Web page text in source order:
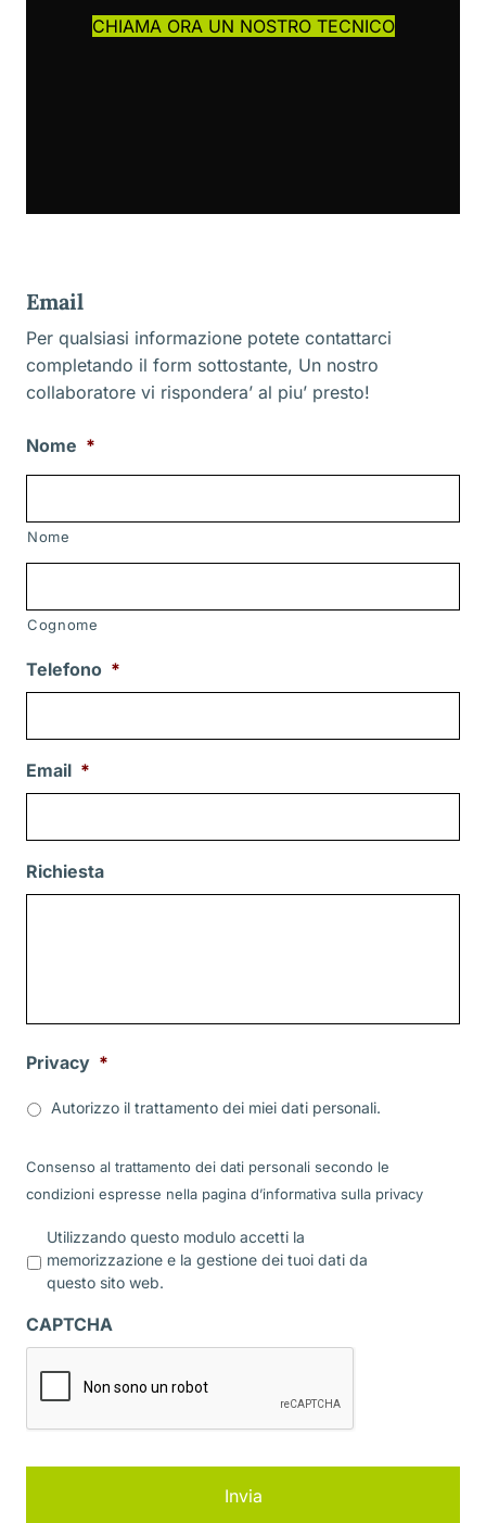
CHIAMA ORA UN NOSTRO TECNICO
Email
Per qualsiasi informazione potete contattarci
completando il form sottostante, Un nostro
collaboratore vi rispondera’ al piu’ presto!
Nome *
Nome
Cognome
Telefono *
Email *
Richiesta
Privacy *
Autorizzo il trattamento dei miei dati personali.
Consenso al trattamento dei dati personali secondo le
condizioni espresse nella pagina d’informativa sulla privacy
r
a
c
Utilizzando questo modulo accetti la
memorizzazione e la gestione dei tuoi dati da
questo sito web.
CAPTCHA